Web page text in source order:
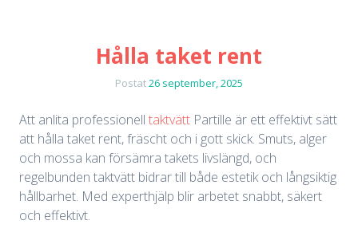
Hålla taket rent
Postat26 september, 2025
Att anlita professionell taktvätt Partille är ett effektivt sätt
att hålla taket rent, fräscht och i gott skick. Smuts, alger
och mossa kan försämra takets livslängd, och
regelbunden taktvätt bidrar till både estetik och långsiktig
hållbarhet. Med experthjälp blir arbetet snabbt, säkert
och effektivt.